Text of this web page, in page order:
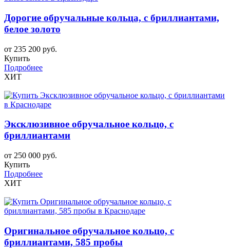
Дорогие обручальные кольца, с бриллиантами,
белое золото
от 235 200 руб.
Купить
Подробнее
ХИТ
Эксклюзивное обручальное кольцо, с
бриллиантами
от 250 000 руб.
Купить
Подробнее
ХИТ
Оригинальное обручальное кольцо, с
бриллиантами, 585 пробы